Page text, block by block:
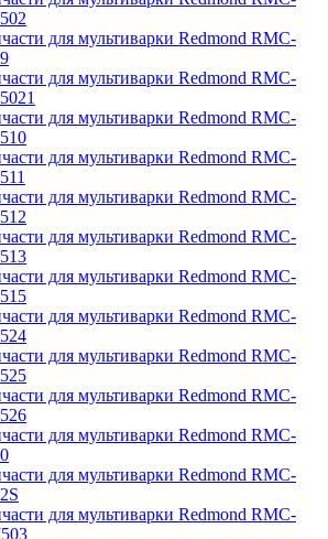
для мультиварки Redmond RMC-
для мультиварки Redmond RMC-
для мультиварки Redmond RMC-
для мультиварки Redmond RMC-
для мультиварки Redmond RMC-
для мультиварки Redmond RMC-
для мультиварки Redmond RMC-
для мультиварки Redmond RMC-
для мультиварки Redmond RMC-
для мультиварки Redmond RMC-
для мультиварки Redmond RMC-
для мультиварки Redmond RMC-
для мультиварки Redmond RMC-